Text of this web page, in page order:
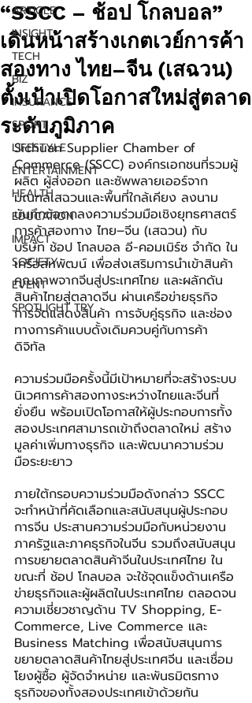
ARTICLE
INSIGHT
TECH
BIZ
INSURANCE
SPORT
LIFESTYLE
ENTERTAINMENT
HEALTH
EDUCATION
IMPACT
SOCIETY
EVENT
SPOTLIGHT TRY
“SSCC – ช้อป โกลบอล”
เดินหน้าสร้างเกตเวย์การค้า
สองทาง ไทย–จีน (เสฉวน)
ตั้งเป้าเปิดโอกาสใหม่สู่ตลาด
ระดับภูมิภาค
Sichuan Supplier Chamber of
Commerce (SSCC) องค์กรเอกชนที่รวมผู้
ผลิต ผู้ส่งออก และซัพพลายเออร์จาก
มณฑลเสฉวนและพื้นที่ใกล้เคียง ลงนาม
บันทึกข้อตกลงความร่วมมือเชิงยุทธศาสตร์
การค้าสองทาง ไทย–จีน (เสฉวน) กับ
บริษัท ช้อป โกลบอล อี-คอมเมิร์ซ จำกัด ใน
เครือสหพัฒน์ เพื่อส่งเสริมการนำเข้าสินค้า
คุณภาพจากจีนสู่ประเทศไทย และผลักดัน
สินค้าไทยสู่ตลาดจีน ผ่านเครือข่ายธุรกิจ
การจัดแสดงสินค้า การจับคู่ธุรกิจ และช่อง
ทางการค้าแบบดั้งเดิมควบคู่กับการค้า
ดิจิทัล
ความร่วมมือครั้งนี้มีเป้าหมายที่จะสร้างระบบ
นิเวศการค้าสองทางระหว่างไทยและจีนที่
ยั่งยืน พร้อมเปิดโอกาสให้ผู้ประกอบการทั้ง
สองประเทศสามารถเข้าถึงตลาดใหม่ สร้าง
มูลค่าเพิ่มทางธุรกิจ และพัฒนาความร่วม
มือระยะยาว
ภายใต้กรอบความร่วมมือดังกล่าว SSCC
จะทำหน้าที่คัดเลือกและสนับสนุนผู้ประกอบ
การจีน ประสานความร่วมมือกับหน่วยงาน
ภาครัฐและภาคธุรกิจในจีน รวมถึงสนับสนุน
การขยายตลาดสินค้าจีนในประเทศไทย ใน
ขณะที่ ช้อป โกลบอล จะใช้จุดแข็งด้านเครือ
ข่ายธุรกิจและผู้ผลิตในประเทศไทย ตลอดจน
ความเชี่ยวชาญด้าน TV Shopping, E-
Commerce, Live Commerce และ
Business Matching เพื่อสนับสนุนการ
ขยายตลาดสินค้าไทยสู่ประเทศจีน และเชื่อม
โยงผู้ซื้อ ผู้จัดจำหน่าย และพันธมิตรทาง
ธุรกิจของทั้งสองประเทศเข้าด้วยกัน